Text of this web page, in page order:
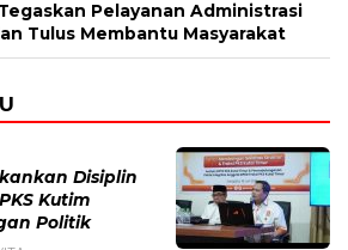
Pelayanan Administrasi
Tulus Membantu Masyarakat
Disiplin
Kutim
Politik